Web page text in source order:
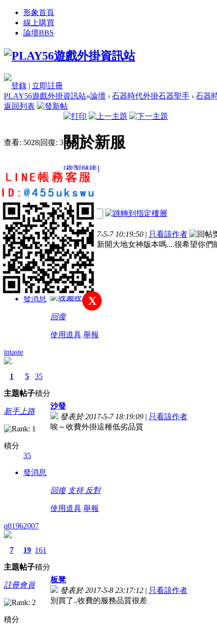
形象首頁
線上購買
論壇BBS
登錄 | 立即註冊
PLAY56遊戲外掛資訊站»論壇 › 石器時代外掛石器聖手 › 石器
返回列表
查看: 5028|回復: 3 關於新服
[複製鏈接]
qq87412369
4
主題
4
帖子
26
積分
新手上路
積分
26
發消息
電梯直達
樓主
發表於 2017-5-7 10:19:50 | 只看該作者
大大們....有要新開大地女神版本嗎....很希望你們
收藏
回復
使用道具 舉報
intaste
1
主題
5
帖子
35
積分
新手上路
積分
35
發消息
沙發
發表於 2017-5-7 18:19:09 | 只看該作者
唉～收費外掛這種低劣品質
回復 支持 反對
使用道具 舉報
q01962007
7
主題
19
帖子
161
積分
註冊會員
積分
板凳
發表於 2017-5-8 23:17:12 | 只看該作者
別買了..收費的服務品質很差
X